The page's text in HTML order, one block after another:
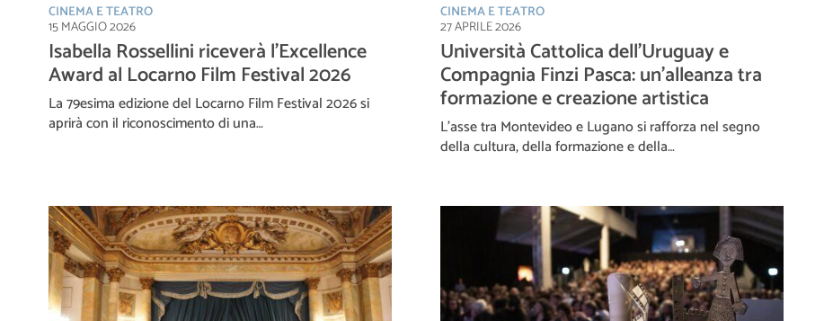
CINEMA E TEATRO
15 MAGGIO 2026
Isabella Rossellini riceverà l’Excellence
Award al Locarno Film Festival 2026
La 79esima edizione del Locarno Film Festival 2026 si
aprirà con il riconoscimento di una…
CINEMA E TEATRO
27 APRILE 2026
Università Cattolica dell’Uruguay e
Compagnia Finzi Pasca: un’alleanza tra
formazione e creazione artistica
L’asse tra Montevideo e Lugano si rafforza nel segno
della cultura, della formazione e della…